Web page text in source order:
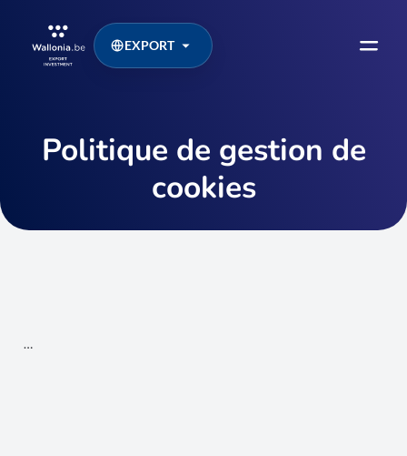
EXPORT
Politique de gestion de
cookies
…